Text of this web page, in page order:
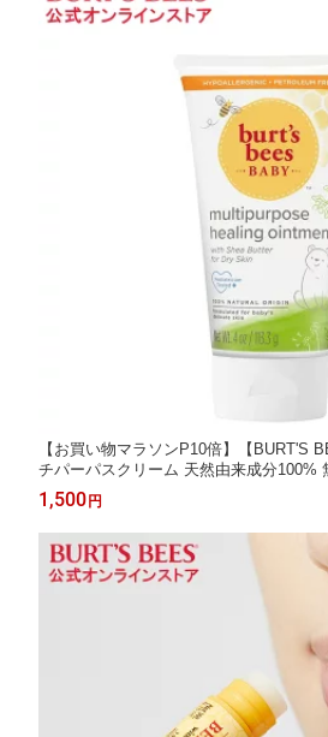
【お買い物マラソンP10倍】【BURT'S
チパーパスクリーム 天然由来成分100%
ミツロウ 蜜蝋 ココナッツオイル 低刺激
BURTS BEES
1,500 円